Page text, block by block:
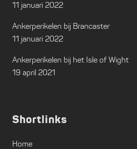
11 januari 2022
Ankerperikelen bij Brancaster
11 januari 2022
Ankerperikelen bij het Isle of Wight
19 april 2021
Shortlinks
Home